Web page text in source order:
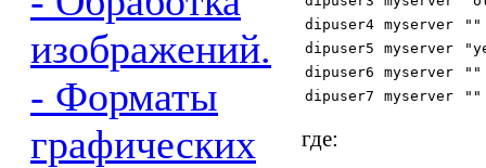
изображений.
- Форматы
графических
dipuser4 myserver
""
dipuser5
myserver
dipuser6
myserver
""
dipuser7
myserver ""
где: